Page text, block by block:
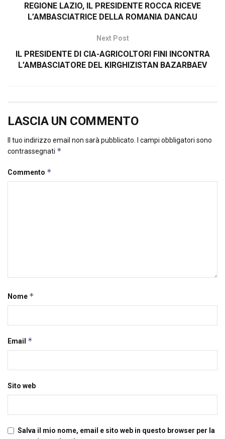
REGIONE LAZIO, IL PRESIDENTE ROCCA RICEVE
L’AMBASCIATRICE DELLA ROMANIA DANCAU
Next Post
IL PRESIDENTE DI CIA-AGRICOLTORI FINI INCONTRA
L’AMBASCIATORE DEL KIRGHIZISTAN BAZARBAEV
LASCIA UN COMMENTO
Il tuo indirizzo email non sarà pubblicato.
I campi obbligatori sono
contrassegnati *
Commento *
Nome *
Email *
Sito web
Salva il mio nome, email e sito web in questo browser per la